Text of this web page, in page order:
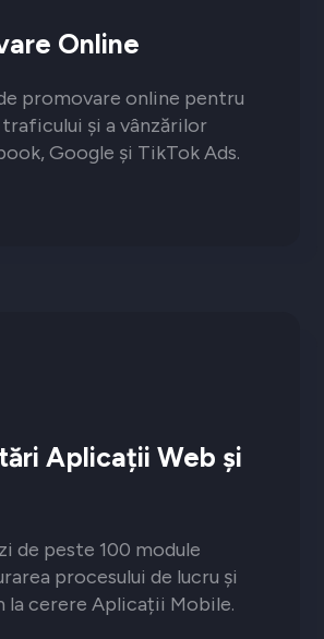
Online
promovare online pentru
și a vânzărilor
Google și TikTok Ads.
Aplicații Web și
de peste 100 module
procesului de lucru și
la cerere Aplicații Mobile.